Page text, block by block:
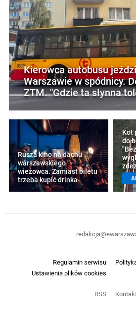
Kierowca autobusu
Warszawie w spódnicy.
ZTM. "Gdzie ta słynna
Rusza kino na dachu
warszawskiego
wieżowca. Zamiast biletu
trzeba kupić drinka
Kot
do
Regulamin serwisu
Ustawienia plików cookies
RSS